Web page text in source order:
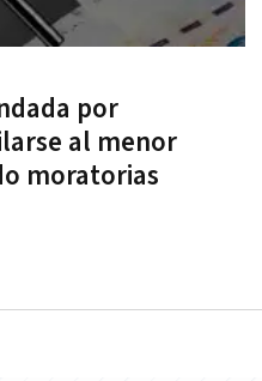
por
al menor
moratorias